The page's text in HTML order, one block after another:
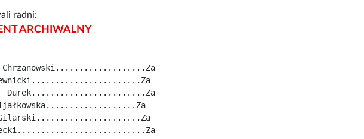
radni:
ARCHIWALNY
Chrzanowski...................Za
Durek........................Za
Fijałkowska...................Za
Gilarski......................Za